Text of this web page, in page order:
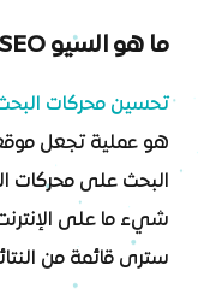
ما هو السيو SEO؟
تحسين محركات
هو عملية تجعل
شيء ما على
سترى قائمة من